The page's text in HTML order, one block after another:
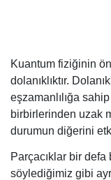
Kuantum fiziğinin
dolanıklıktır.
eşzamanlılığa
birbirlerinden uzak
durumun diğerini
Parçacıklar bir defa
söylediğimiz gibi